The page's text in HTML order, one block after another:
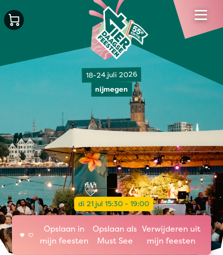
18-24 juli 2026
nijmegen
di 21 jul 15:30 - 19:00
Opslaan in
mijn feesten
Opslaan als
Must See
Verwijderen uit
mijn feesten